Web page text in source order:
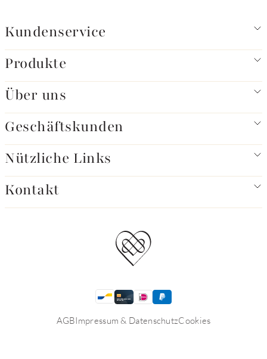
Kundenservice
Produkte
Über uns
Geschäftskunden
Nützliche Links
Kontakt
AGBImpressum & DatenschutzCookies